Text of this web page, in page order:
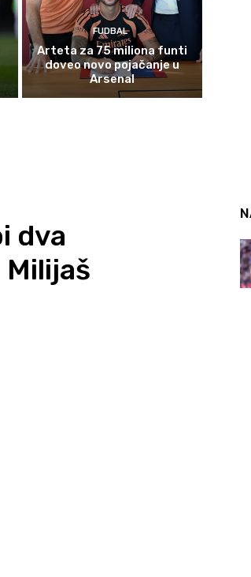
FUDBAL
Arteta za 75 miliona funti
doveo novo pojačanje u
Arsenal